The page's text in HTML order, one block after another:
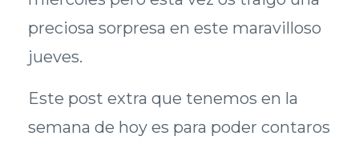
preciosa sorpresa en este maravilloso
jueves.
Este post extra que tenemos en la
semana de hoy es para poder contaros